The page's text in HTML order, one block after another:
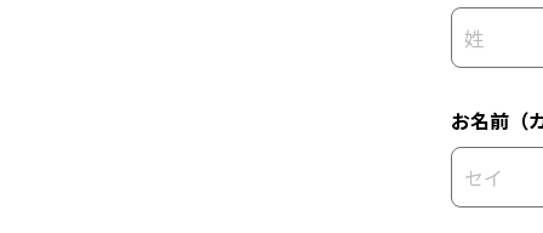
お名前（